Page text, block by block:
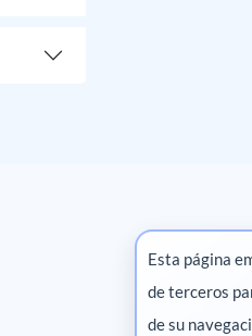
Esta página
de terceros
de su